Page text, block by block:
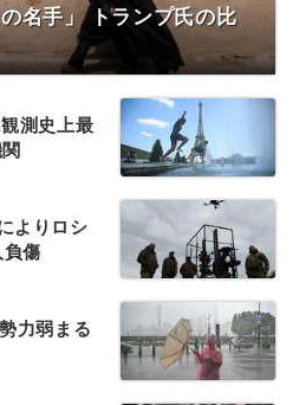
名手」 トランプ氏の比
測史上最
よりロシ
傷
力弱まる